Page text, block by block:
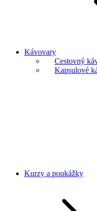
Kávovary
Cestovný
Kapsulové
Kurzy a poukážky